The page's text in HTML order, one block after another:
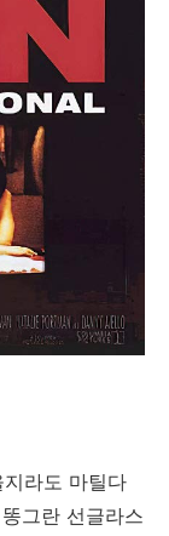
라도 마틸다
그란 선글라스